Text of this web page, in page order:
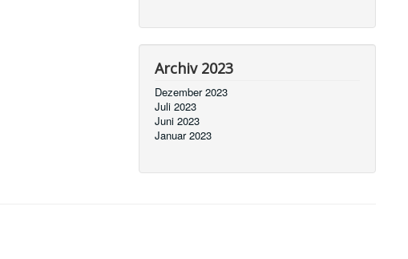
Archiv 2023
Dezember 2023
Juli 2023
Juni 2023
Januar 2023